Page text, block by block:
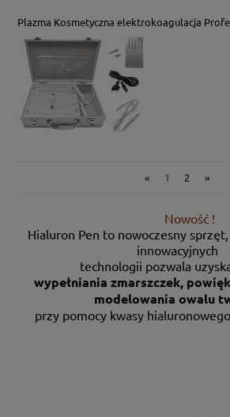
Plazma Kosmetyczna elektrokoagulacja
« 1 2 »
Nowość !
Hialuron Pen to nowoczesny
innowacyjnych
technologii pozwala
wypełniania zmarszczek,
modelowania owalu
przy pomocy kwasy